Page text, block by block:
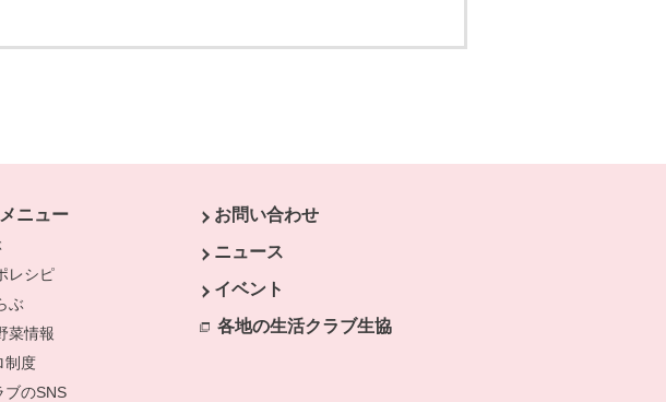
。
ニュー
レシピ
ぶ 別のウィンドウで開きます。
菜情報 別のウィンドウで開きます。
制度
ブのSNS
お問い合わせ
ニュース
イベント
各地の生活クラブ生協